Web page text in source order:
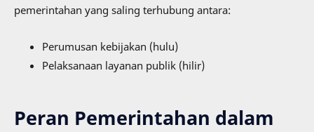
pemerintahan yang saling terhubung antara:
Perumusan kebijakan (hulu)
Pelaksanaan layanan publik (hilir)
Peran Pemerintahan dalam